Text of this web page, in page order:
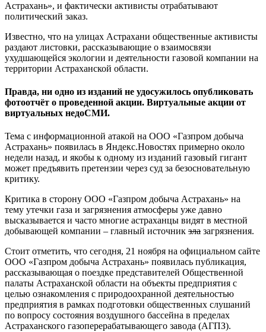
Астрахань», и фактически активисты отрабатывают
политический заказ.
Известно, что на улицах Астрахани общественные активисты
раздают листовки, рассказывающие о взаимосвязи
ухудшающейся экологии и деятельности газовой компании на
территории Астраханской области.
Правда, ни одно из изданий не удосужилось опубликовать
фотоотчёт о проведенной акции. Виртуальные акции от
виртуальных недоСМИ.
Тема с информационной атакой на ООО «Газпром добыча
Астрахань» появилась в Яндекс.Новостях примерно около
недели назад, и якобы к одному из изданий газовый гигант
может предъявить претензии через суд за безосновательную
критику.
Критика в сторону ООО «Газпром добыча Астрахань» на
тему утечки газа и загрязнения атмосферы уже давно
высказывается и часто многие астраханцы видят в местной
добывающей компании – главный источник зла загрязнения.
Стоит отметить, что сегодня, 21 ноября на официальном сайте
ООО «Газпром добыча Астрахань» появилась публикация,
рассказывающая о поездке представителей Общественной
палаты Астраханской области на объекты предприятия с
целью ознакомления с природоохранной деятельностью
предприятия в рамках подготовки общественных слушаний
по вопросу состояния воздушного бассейна в пределах
Астраханского газоперерабатывающего завода (АГПЗ).